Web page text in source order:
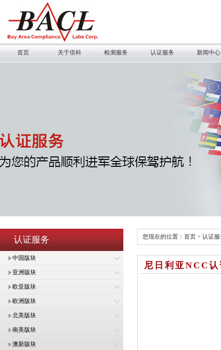
首页 关于倍科 检测服务 认证服务 新闻中心
认证服务
中国版块
亚洲版块
欧亚版块
欧洲版块
北美版块
南美版块
澳新版块
您现在的位置： 首页 > 认证
尼日利亚NCC